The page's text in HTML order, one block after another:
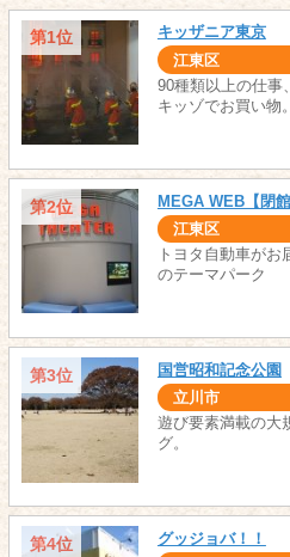
第1位 キッザニア東京
江東区
90種類以上の仕事
キッゾでお買い物。
第2位 MEGA WEB【閉館
江東区
トヨタ自動車が
のテーマパーク
第3位 国営昭和記念公園
立川市
遊び要素満載の大
グ。
第4位 グッジョバ！！